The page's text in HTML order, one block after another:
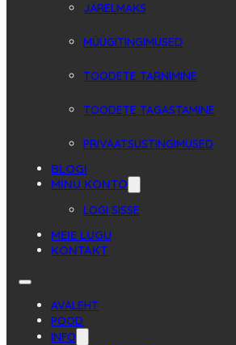
JÄRELMAKS
MÜÜGITINGIMUSED
TOODETE TARNIMINE
TOODETE TAGASTAMINE
PRIVAATSUSTINGIMUSED
BLOGI
MINU KONTO
LOGI SISSE
MEIE LUGU
KONTAKT
AVALEHT
POOD
INFO